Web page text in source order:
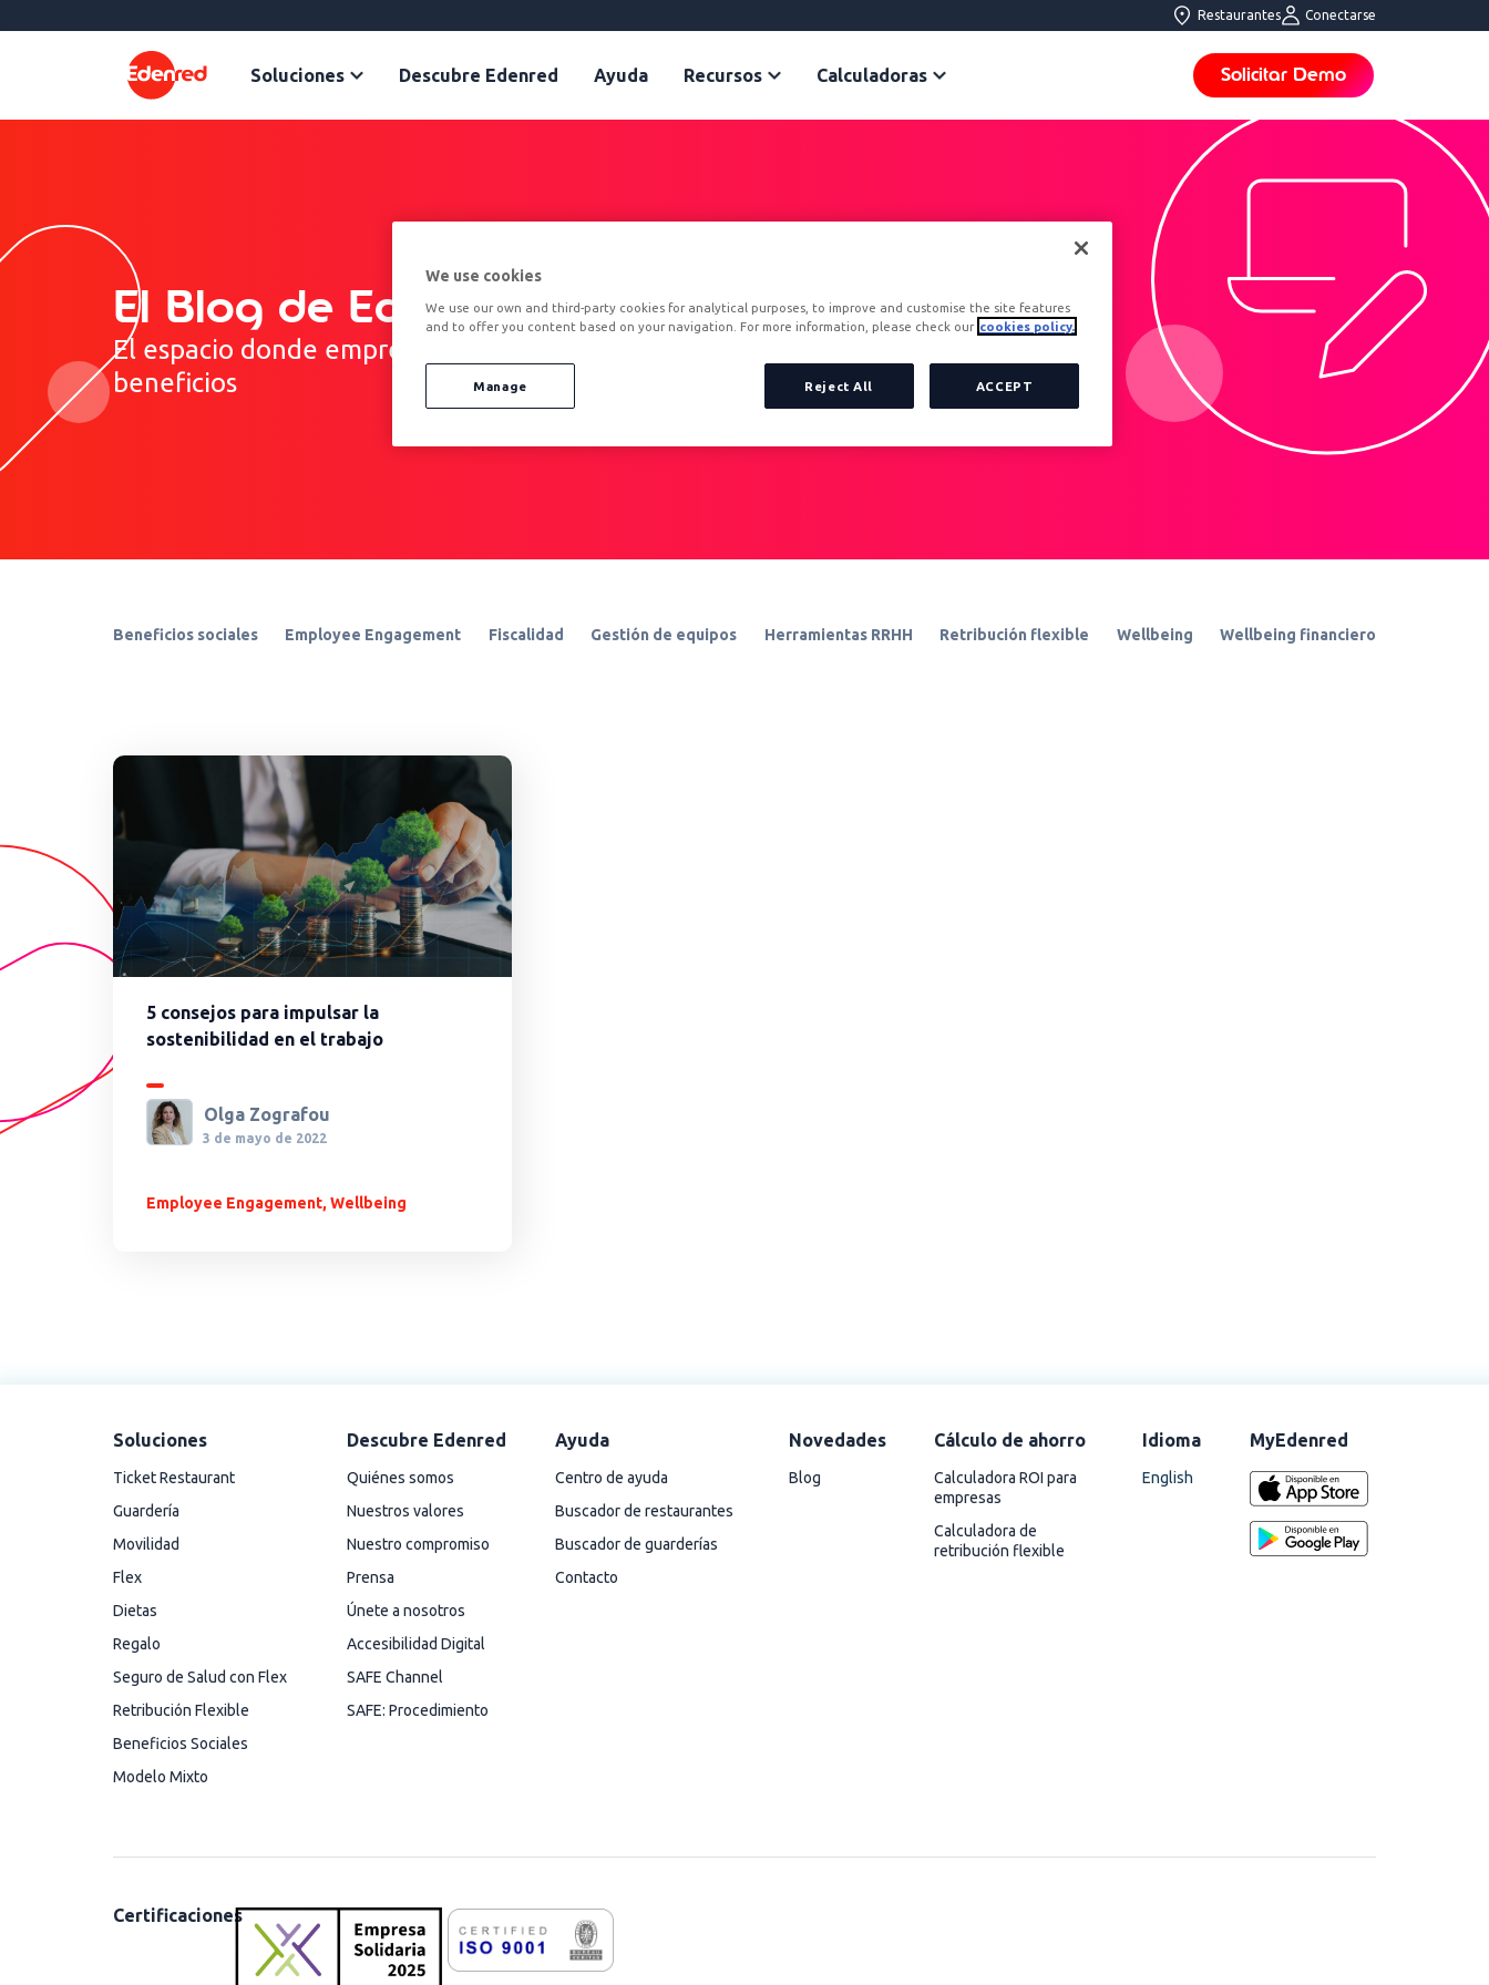
Restaurantes Conectarse
Soluciones Descubre Edenred Ayuda Recursos Calculadoras Solicitar Demo
El Blog de Edenred
El espacio donde empresas y profesionales encuentran motivación y
beneficios
Beneficios sociales Employee Engagement Fiscalidad Gestión de equipos Herramientas RRHH Retribución flexible Wellbeing Wellbeing financiero
5 consejos para impulsar la
sostenibilidad en el trabajo
Olga Zografou
3 de mayo de 2022
Employee Engagement,Wellbeing
Soluciones
Ticket Restaurant
Guardería
Movilidad
Flex
Dietas
Regalo
Seguro de Salud con Flex
Retribución Flexible
Beneficios Sociales
Modelo Mixto
Descubre Edenred
Quiénes somos
Nuestros valores
Nuestro compromiso
Prensa
Únete a nosotros
Accesibilidad Digital
SAFE Channel
SAFE: Procedimiento
Ayuda
Centro de ayuda
Buscador de restaurantes
Buscador de guarderías
Contacto
Novedades
Blog
Cálculo de ahorro
Calculadora ROI para
empresas
Calculadora de
retribución flexible
Idioma
English
MyEdenred
Certificaciones
We use cookies
We use our own and third-party cookies for analytical purposes, to improve and customise the site features
and to offer you content based on your navigation. For more information, please check our cookies policy.
Manage Reject All ACCEPT